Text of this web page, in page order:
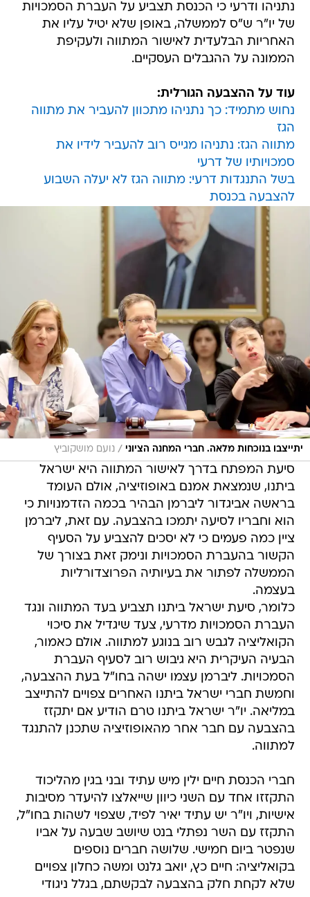
נתניהו ודרעי כי הכנסת תצביע על העברת הסמכויות
של יו"ר ש"ס לממשלה, באופן שלא יטיל עליו את
האחריות הבלעדית לאישור המתווה ולעקיפת
הממונה על ההגבלים העסקיים.
עוד על ההצבעה הגורלית:
נחוש מתמיד: כך נתניהו מתכוון להעביר את מתווה
הגז
מתווה הגז: נתניהו מגייס רוב להעביר לידיו את
סמכויותיו של דרעי
בשל התנגדות דרעי: מתווה הגז לא יעלה השבוע
להצבעה בכנסת
יתייצבו בנוכחות מלאה. חברי המחנה הציוני / נועם מושקוביץ
סיעת המפתח בדרך לאישור המתווה היא ישראל
ביתנו, שנמצאת אמנם באופוזיציה, אולם העומד
בראשה אביגדור ליברמן הבהיר בכמה הזדמנויות כי
הוא וחבריו לסיעה יתמכו בהצבעה. עם זאת, ליברמן
ציין כמה פעמים כי לא יסכים להצביע על הסעיף
הקשור בהעברת הסמכויות ונימק זאת בצורך של
הממשלה לפתור את בעיותיה הפרוצדורליות
בעצמה.
כלומר, סיעת ישראל ביתנו תצביע בעד המתווה ונגד
העברת הסמכויות מדרעי, צעד שיגדיל את סיכוי
הקואליציה לגבש רוב בנוגע למתווה. אולם כאמור,
הבעיה העיקרית היא גיבוש רוב לסעיף העברת
הסמכויות. ליברמן עצמו ישהה בחו"ל בעת ההצבעה,
וחמשת חברי ישראל ביתנו האחרים צפויים להתייצב
במליאה. יו"ר ישראל ביתנו טרם הודיע אם יתקזז
בהצבעה עם חבר אחר מהאופוזיציה שתכנן להתנגד
למתווה.
חברי הכנסת חיים ילין מיש עתיד ובני בגין מהליכוד
התקזזו אחד עם השני כיוון שייאלצו להיעדר מסיבות
אישיות, ויו"ר יש עתיד יאיר לפיד, שצפוי לשהות בחו"ל,
התקזז עם השר נפתלי בנט שיושב שבעה על אביו
שנפטר ביום חמישי. שלושה חברים נוספים
בקואליציה: חיים כץ, יואב גלנט ומשה כחלון צפויים
שלא לקחת חלק בהצבעה לבקשתם, בגלל ניגודי